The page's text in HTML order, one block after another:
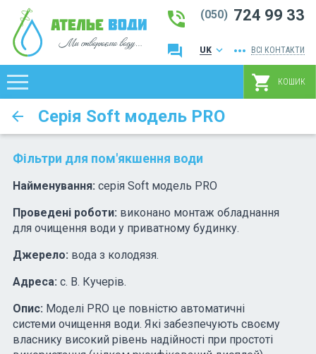
UK keyboard_arrow_down
RU
phone_in_talk (050) 724 99 33
question_answer more_horiz ВСІ КОНТАКТИ
shopping_cart КОШИК
Серія Soft модель PRO
arrow_back
Фільтри для пом'якшення води
Найменування: серія Soft модель PRO
Проведені роботи: виконано монтаж обладнання
для очищення води у приватному будинку.
Джерело: вода з колодязя.
Адреса: с. В. Кучерів.
Опис: Моделі PRO це повністю автоматичні
системи очищення води. Які забезпечують своєму
власнику високий рівень надійності при простоті